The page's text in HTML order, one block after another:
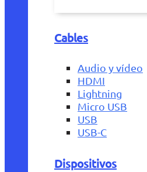
Cables
Audio y vídeo
HDMI
Lightning
Micro USB
USB
USB-C
Dispositivos